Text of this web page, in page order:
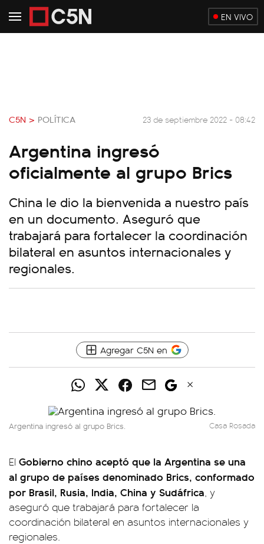
EN VIVO
C5N > POLÍTICA 23 de septiembre 2022 - 08:42
Argentina ingresó
oficialmente al grupo Brics
China le dio la bienvenida a nuestro país
en un documento. Aseguró que
trabajará para fortalecer la coordinación
bilateral en asuntos internacionales y
regionales.
Agregar C5N en
Argentina ingresó al grupo Brics. Casa Rosada
El Gobierno chino aceptó que la Argentina se una
al grupo de países denominado Brics, conformado
por Brasil, Rusia, India, China y Sudáfrica, y
aseguró que trabajará para fortalecer la
coordinación bilateral en asuntos internacionales y
regionales.